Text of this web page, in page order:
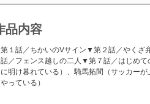
品内容
１話／ちかいのVサイン▼第２話／やく
話／フェンス越しの二人▼第７話／はじめ
明け暮れている）、騎馬拓間（サッカー
っている）